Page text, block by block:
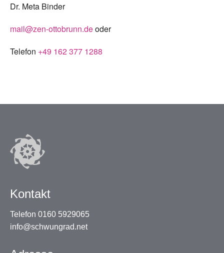
Dr. Meta Binder
mail@zen-ottobrunn.deoder
Telefon +49 162 377 1288
Kontakt
Telefon 0160 5929065
info@schwungrad.net